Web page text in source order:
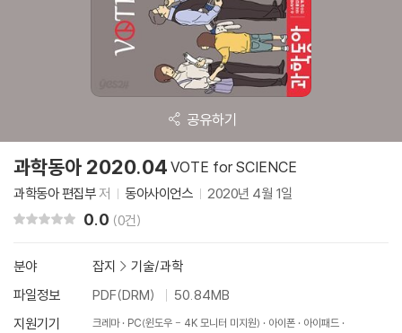
공유하기
과학동아 2020.04 VOTE for SCIENCE
과학동아 편집부저 동아사이언스 2020년 4월 1일
0.0 (0건)
분야 잡지 > 기술/과학
파일정보
PDF(DRM)
50.84MB
지원기기
크레마 PC(윈도우 - 4K 모니터 미지원) 아이폰
아이패드